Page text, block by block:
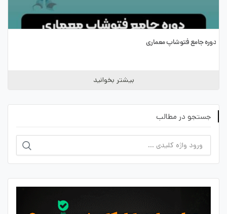
دوره جامع فتوشاپ معماری
بیشتر بخوانید
جستجو در مطالب